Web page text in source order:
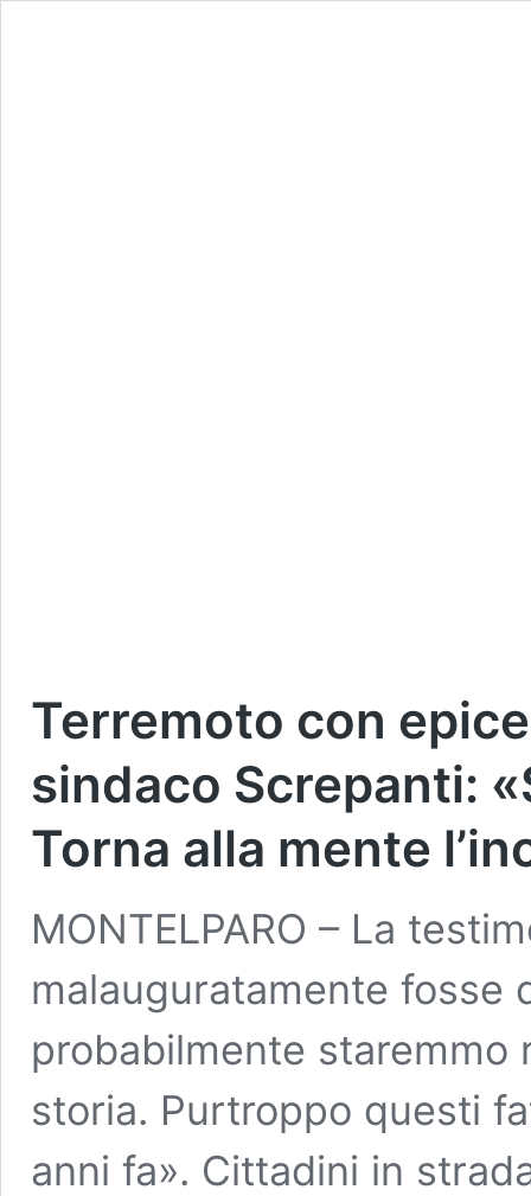
Terremoto con
sindaco Screpanti:
Torna alla mente
MONTELPARO – La
malauguratamente fosse
probabilmente staremmo
storia. Purtroppo questi
anni fa». Cittadini in